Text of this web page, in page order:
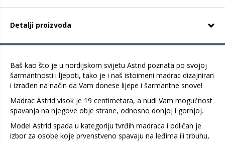
Detalji proizvoda
Baš kao što je u nordijskom svijetu Astrid poznata po svojoj
šarmantnosti i ljepoti, tako je i naš istoimeni madrac dizajniran
i izrađen na način da Vam donese lijepe i šarmantne snove!
Madrac Astrid visok je 19 centimetara, a nudi Vam mogućnost
spavanja na njegove obje strane, odnosno donjoj i gornjoj.
Model Astrid spada u kategoriju tvrđih madraca i odličan je
izbor za osobe koje prvenstveno spavaju na leđima ili trbuhu,